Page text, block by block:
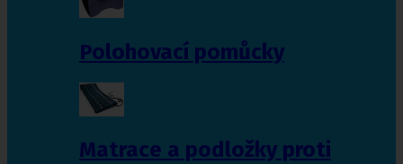
Polohovací pomůcky
Matrace a podložky proti